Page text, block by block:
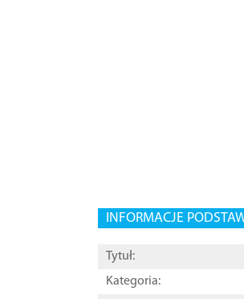
INFORMACJE
Tytuł:
Kategoria: